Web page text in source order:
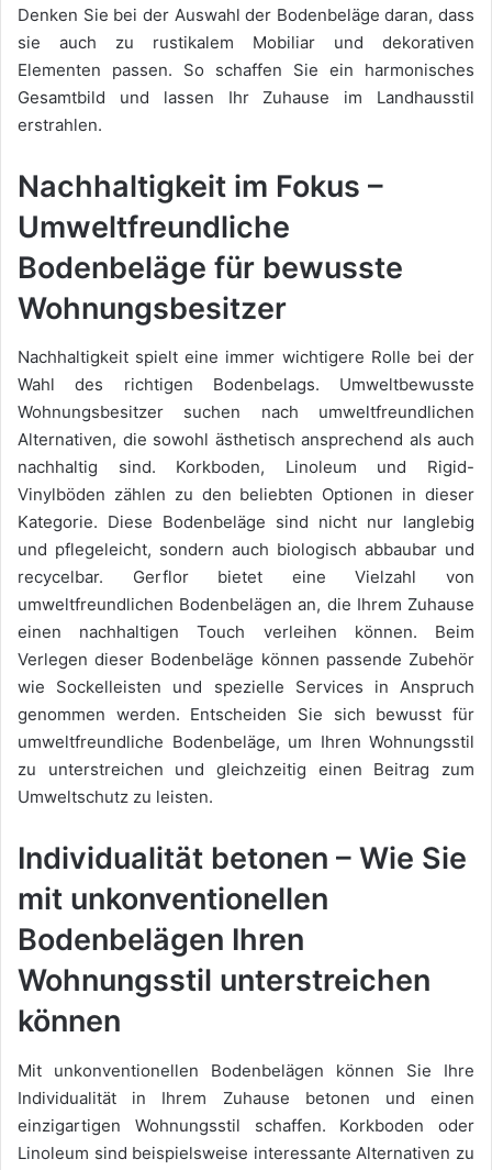
Denken Sie bei der Auswahl der Bodenbeläge daran, dass
sie auch zu rustikalem Mobiliar und dekorativen
Elementen passen. So schaffen Sie ein harmonisches
Gesamtbild und lassen Ihr Zuhause im Landhausstil
erstrahlen.
Nachhaltigkeit im Fokus –
Umweltfreundliche
Bodenbeläge für bewusste
Wohnungsbesitzer
Nachhaltigkeit spielt eine immer wichtigere Rolle bei der
Wahl des richtigen Bodenbelags. Umweltbewusste
Wohnungsbesitzer suchen nach umweltfreundlichen
Alternativen, die sowohl ästhetisch ansprechend als auch
nachhaltig sind. Korkboden, Linoleum und Rigid-
Vinylböden zählen zu den beliebten Optionen in dieser
Kategorie. Diese Bodenbeläge sind nicht nur langlebig
und pflegeleicht, sondern auch biologisch abbaubar und
recycelbar. Gerflor bietet eine Vielzahl von
umweltfreundlichen Bodenbelägen an, die Ihrem Zuhause
einen nachhaltigen Touch verleihen können. Beim
Verlegen dieser Bodenbeläge können passende Zubehör
wie Sockelleisten und spezielle Services in Anspruch
genommen werden. Entscheiden Sie sich bewusst für
umweltfreundliche Bodenbeläge, um Ihren Wohnungsstil
zu unterstreichen und gleichzeitig einen Beitrag zum
Umweltschutz zu leisten.
Individualität betonen – Wie Sie
mit unkonventionellen
Bodenbelägen Ihren
Wohnungsstil unterstreichen
können
Mit unkonventionellen Bodenbelägen können Sie Ihre
Individualität in Ihrem Zuhause betonen und einen
einzigartigen Wohnungsstil schaffen. Korkboden oder
Linoleum sind beispielsweise interessante Alternativen zu